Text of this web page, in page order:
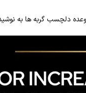
گربه ها به نوشیدن